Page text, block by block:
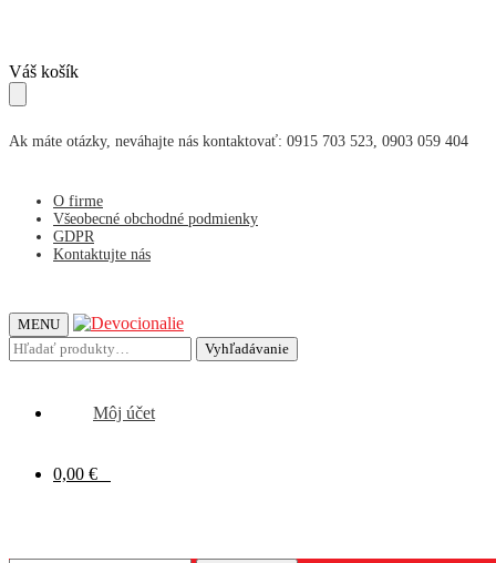
Skip
to
navigation
Skip
to
content
Váš košík
Ak máte otázky, neváhajte nás kontaktovať: 0915 703 523, 0903 059 404
O firme
Všeobecné obchodné podmienky
GDPR
Kontaktujte nás
MENU
Hľadať: Vyhľadávanie
Môj účet
0,00 €